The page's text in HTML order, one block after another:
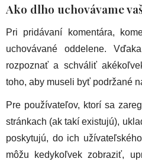
Ako dlho uchovávame
Pri pridávaní komentára,
uchovávané oddelene.
rozpoznať a schváliť
toho, aby museli byť podržané
Pre používateľov, ktorí sa
stránkach (ak takí existujú),
poskytujú, do ich
môžu kedykoľvek zobraziť,